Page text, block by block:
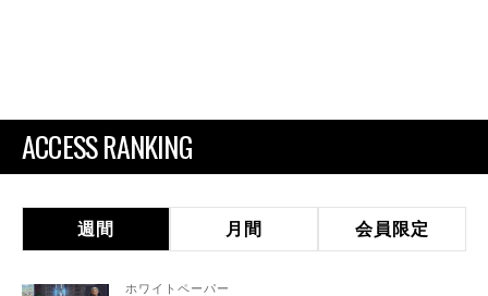
ACCESS RANKING
週間 月間 会員限定
ホワイトペーパー